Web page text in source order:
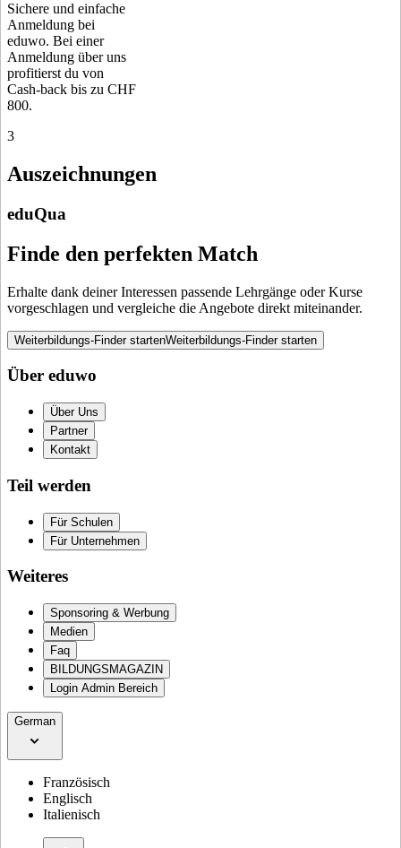
Sichere und einfache
Anmeldung bei
eduwo. Bei einer
Anmeldung über uns
profitierst du von
Cash-back bis zu CHF
800.
3
Auszeichnungen
eduQua
Finde den perfekten Match
Erhalte dank deiner Interessen passende Lehrgänge oder Kurse
vorgeschlagen und vergleiche die Angebote direkt miteinander.
Weiterbildungs-Finder startenWeiterbildungs-Finder starten
Über eduwo
Über Uns
Partner
Kontakt
Teil werden
Für Schulen
Für Unternehmen
Weiteres
Sponsoring & Werbung
Medien
Faq
BILDUNGSMAGAZIN
Login Admin Bereich
German
Französisch
Englisch
Italienisch